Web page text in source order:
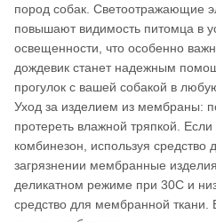
пород собак. Светоотражающие
повышают видимость питомца в
освещенности, что особенно
дождевик станет надежным
прогулок с вашей собакой в
Уход за изделием из мембраны:
протереть влажной тряпкой. Если
комбинезон, используя
загрязнении мембранные
деликатном режиме при 30С и
средство для мембранной ткани.